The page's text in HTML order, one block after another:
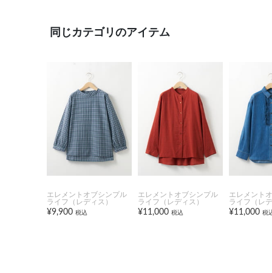
同じカテゴリのアイテム
エレメントオブシンプル
ライフ（レディス）
¥9,900 税込
エレメントオブシンプル
ライフ（レディス）
¥11,000 税込
エレメント
ライフ（レ
¥11,000 税